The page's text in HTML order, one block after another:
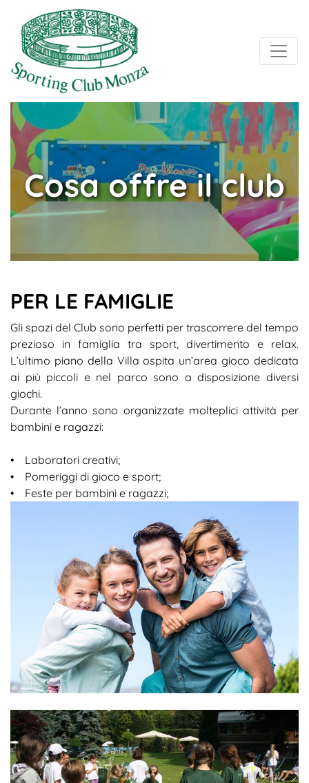
Cosa offre il club
PER LE FAMIGLIE
Gli spazi del Club sono perfetti per trascorrere del tempo
prezioso in famiglia tra sport, divertimento e relax.
L’ultimo piano della Villa ospita un’area gioco dedicata
ai più piccoli e nel parco sono a disposizione diversi
giochi.
Durante l’anno sono organizzate molteplici attività per
bambini e ragazzi:
• Laboratori creativi;
• Pomeriggi di gioco e sport;
• Feste per bambini e ragazzi;